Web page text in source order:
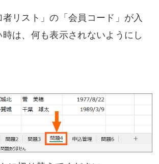
リスト」の「会員コード」が入
は、何も表示されないようにし